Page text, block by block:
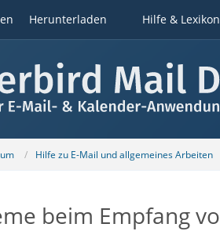
Herunterladen Hilfe & Lexikon
Hilfe zu E-Mail und allgemeines Arbeiten
beim Empfang